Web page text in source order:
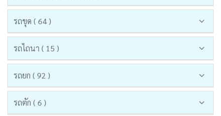
รถขุด ( 64 )
รถไถนา ( 15 )
รถยก ( 92 )
รถตัก ( 6 )